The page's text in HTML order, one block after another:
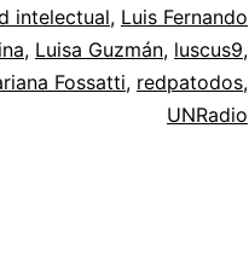
intelectual, Luis Fernando
, Luisa Guzmán, luscus9,
Fossatti, redpatodos,
UNRadio